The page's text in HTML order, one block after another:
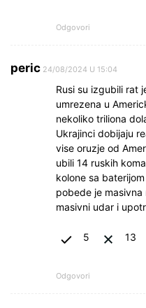
Odgovori
peric 24/08/2024 U 15:04
Rusi su izgubili rat
umrezena u
nekoliko triliona
Ukrajinci dobijaju
vise oruzje od
ubili 14 ruskih
kolone sa
pobede je
masivni udar i
5 13
Odgovori